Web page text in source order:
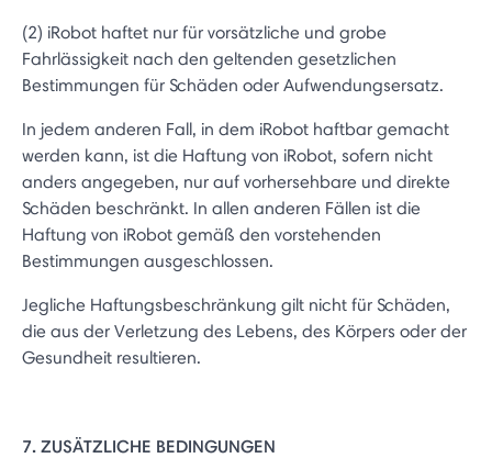
(2) iRobot haftet nur für vorsätzliche und grobe
Fahrlässigkeit nach den geltenden gesetzlichen
Bestimmungen für Schäden oder Aufwendungsersatz.
In jedem anderen Fall, in dem iRobot haftbar gemacht
werden kann, ist die Haftung von iRobot, sofern nicht
anders angegeben, nur auf vorhersehbare und direkte
Schäden beschränkt. In allen anderen Fällen ist die
Haftung von iRobot gemäß den vorstehenden
Bestimmungen ausgeschlossen.
Jegliche Haftungsbeschränkung gilt nicht für Schäden,
die aus der Verletzung des Lebens, des Körpers oder der
Gesundheit resultieren.
7. ZUSÄTZLICHE BEDINGUNGEN